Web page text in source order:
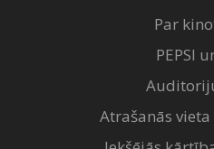
Par
PEPSI
Atrašanās